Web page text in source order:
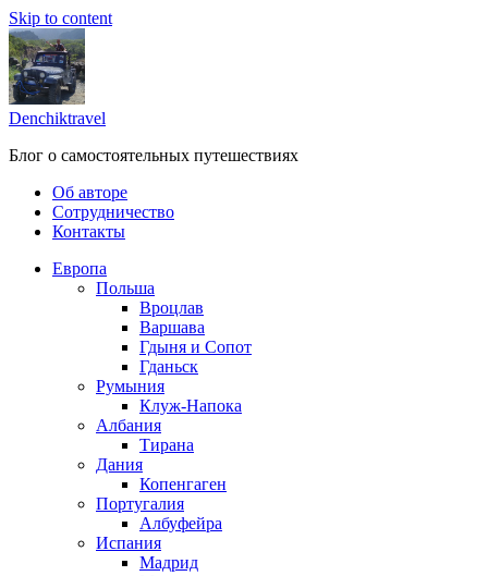
Skip to content
Denchiktravel
Блог о самостоятельных путешествиях
Об авторе
Сотрудничество
Контакты
Европа
Польша
Вроцлав
Варшава
Гдыня и Сопот
Гданьск
Румыния
Клуж-Напока
Албания
Тирана
Дания
Копенгаген
Португалия
Албуфейра
Испания
Мадрид